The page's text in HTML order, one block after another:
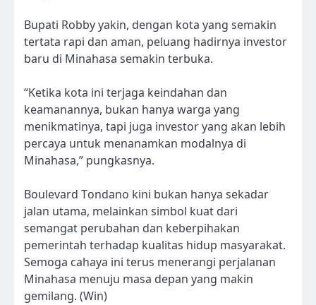
Bupati Robby yakin, dengan kota yang semakin
tertata rapi dan aman, peluang hadirnya investor
baru di Minahasa semakin terbuka.
“Ketika kota ini terjaga keindahan dan
keamanannya, bukan hanya warga yang
menikmatinya, tapi juga investor yang akan lebih
percaya untuk menanamkan modalnya di
Minahasa,” pungkasnya.
Boulevard Tondano kini bukan hanya sekadar
jalan utama, melainkan simbol kuat dari
semangat perubahan dan keberpihakan
pemerintah terhadap kualitas hidup masyarakat.
Semoga cahaya ini terus menerangi perjalanan
Minahasa menuju masa depan yang makin
gemilang. (Win)